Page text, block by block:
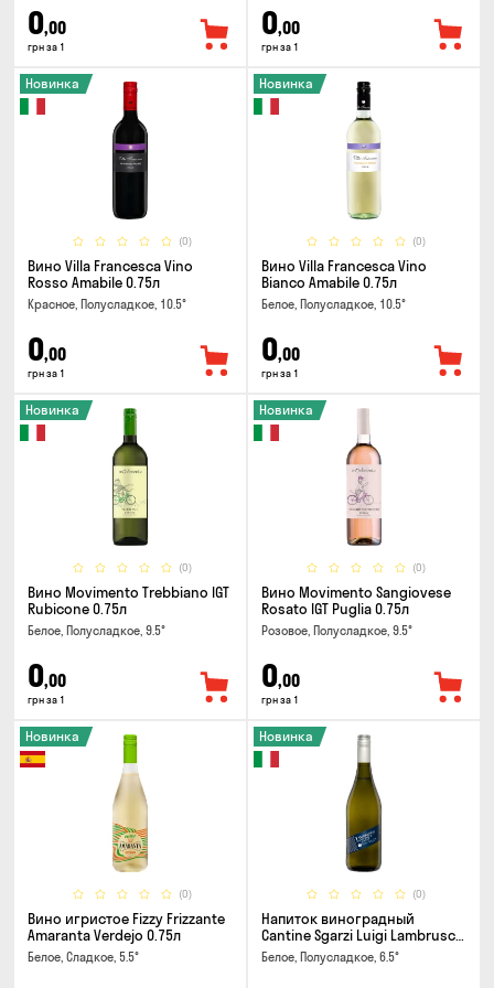
0,00
грн за 1
0,00
грн за 1
(0)
Новинка
Вино Villa Francesca Vino
Rosso Amabile 0.75л
Красное, Полусладкое, 10.5°
0,00
грн за 1
(0)
Новинка
Вино Villa Francesca Vino
Bianco Amabile 0.75л
Белое, Полусладкое, 10.5°
0,00
грн за 1
(0)
Новинка
Вино Movimento Trebbiano IGT
Rubicone 0.75л
Белое, Полусладкое, 9.5°
0,00
грн за 1
(0)
Новинка
Вино Movimento Sangiovese
Rosato IGT Puglia 0.75л
Розовое, Полусладкое, 9.5°
0,00
грн за 1
(0)
Новинка
Вино игристое Fizzy Frizzante
Amaranta Verdejo 0.75л
Белое, Сладкое, 5.5°
(0)
Новинка
Напиток виноградный
Cantine Sgarzi Luigi Lambrusco
IGT Emilia Bianca Frizziante
0.75л
Белое, Полусладкое, 6.5°